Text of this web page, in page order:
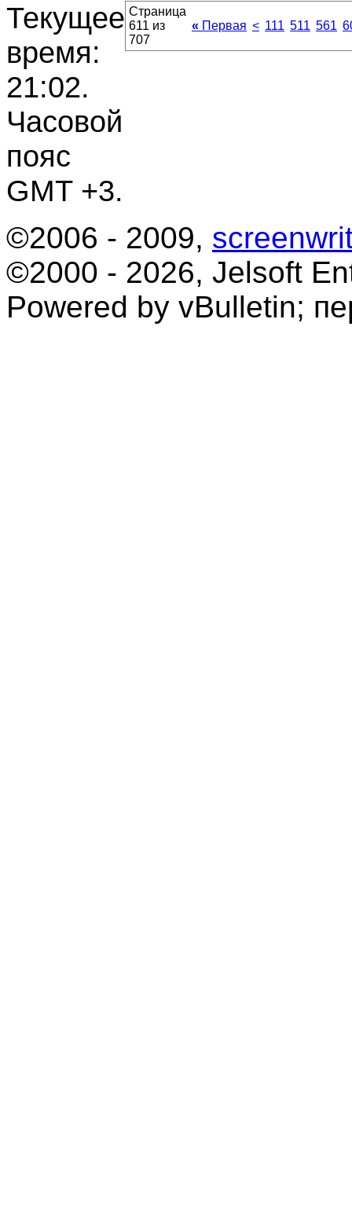
Текущее
время:
21:02.
Часовой
пояс
GMT +3.
Страница
611 из
707
« Первая < 111 511 561
©2006 - 2009,
©2000 - 2026, Jelsoft
Powered by vBulletin;